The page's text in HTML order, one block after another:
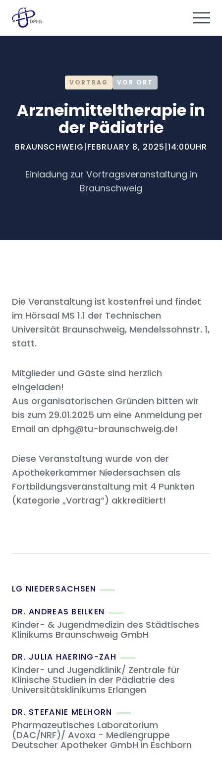
VORTRAG VOR ORT
Arzneimitteltherapie in
der Pädiatrie
BRAUNSCHWEIG|FEBRUARY 8, 2025|14:00UHR
Einladung zur Vortragsveranstaltung in
Braunschweig
Die Veranstaltung ist kostenfrei und findet
im Hörsaal MS 1.1 der Technischen
Universität Braunschweig, Mendelssohnstr. 1,
statt.
Mitglieder und Gäste sind herzlich
eingeladen!
Aus organisatorischen Gründen bitten wir
bis zum 29.01.2025 um eine Anmeldung per
Email an dphg@tu-braunschweig.de!
Diese Veranstaltung wurde von der
Apothekerkammer Niedersachsen als
Fortbildungsveranstaltung mit 4 Punkten
(Kategorie „Vortrag“) akkreditiert!
LG NIEDERSACHSEN
DR. ANDREAS BEILKEN
Kinder- & Jugendmedizin des Städtisches
Klinikums Braunschweig GmbH
DR. JULIA HAERING-ZAH
Kinder- und Jugendklinik/ Zentrale für
Klinische Studien in der Pädiatrie des
Universitätsklinikums Erlangen
DR. STEFANIE MELHORN
Pharmazeutisches Laboratorium
(DAC/NRF)/ Avoxa - Mediengruppe
Deutscher Apotheker GmbH in Eschborn